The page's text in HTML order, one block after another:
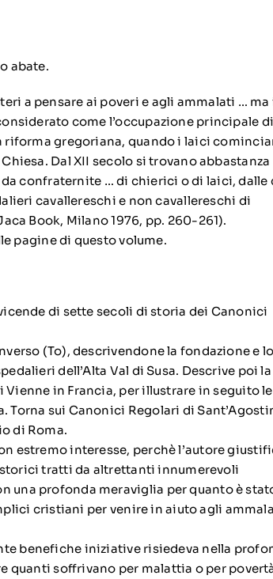
abate.
a pensare ai poveri e agli ammalati … ma
come l’occupazione principale
riforma gregoriana, quando i laici
Dal XII secolo si trovano abbastanza
confraternite … di chierici o di laici, dalle
cavallereschi e non cavallereschi di
Book, Milano 1976, pp. 260-261).
pagine di questo volume.
di sette secoli di storia dei Canonici
(To), descrivendone la fondazione e lo
dell’Alta Val di Susa. Descrive poi la
in Francia, per illustrare in seguito le
sui Canonici Regolari di
di Roma.
estremo interesse, perchè l’autore
tratti da altrettanti innumerevoli
una profonda meraviglia per quanto è
cristiani per venire in aiuto agli
benefiche iniziative risiedeva nella
quanti soffrivano per malattia o per